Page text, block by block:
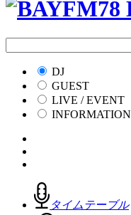
DJ
GUEST
LIVE / EVENT
INFORMATION
タイムテーブル